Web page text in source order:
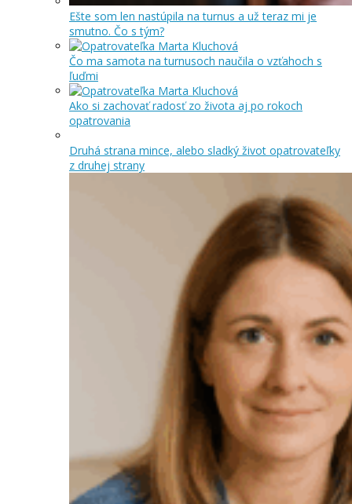
Ešte som len nastúpila na turnus a už teraz mi je
smutno. Čo s tým?
Čo ma samota na turnusoch naučila o vzťahoch s
ľuďmi
Ako si zachovať radosť zo života aj po rokoch
opatrovania
Druhá strana mince, alebo sladký život opatrovateľky
z druhej strany